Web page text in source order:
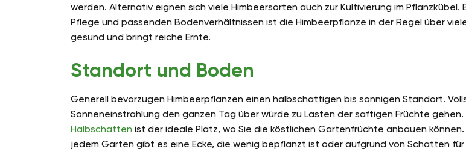
werden. Alternativ eignen sich viele Himbeersorten auch zur Kultivierung im Pflanzkübel.
Pflege und passenden Bodenverhältnissen ist die Himbeerpflanze in der Regel über
gesund und bringt reiche Ernte.
Standort und Boden
Generell bevorzugen Himbeerpflanzen einen halbschattigen bis sonnigen Standort.
Sonneneinstrahlung den ganzen Tag über würde zu Lasten der saftigen Früchte gehen.
Halbschatten ist der ideale Platz, wo Sie die köstlichen Gartenfrüchte anbauen
jedem Garten gibt es eine Ecke, die wenig bepflanzt ist oder aufgrund von Schatten